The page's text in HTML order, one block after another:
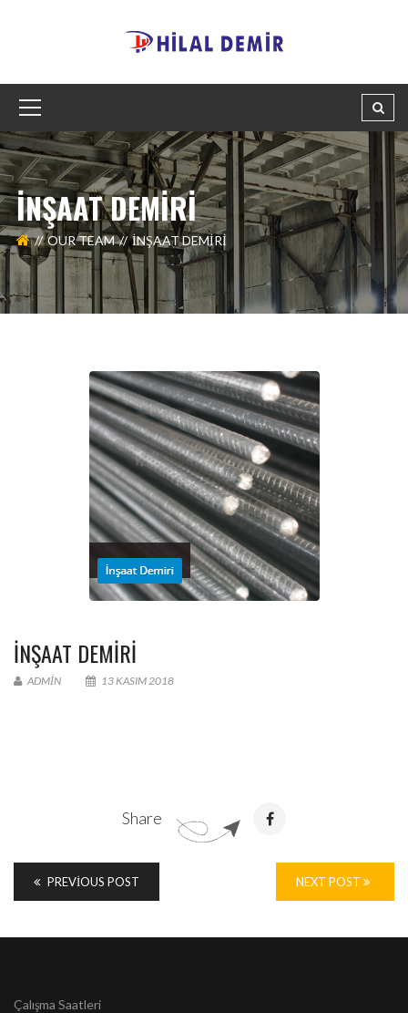
İNŞAAT DEMIRI
OUR TEAM İNŞAAT DEMIRI
İNŞAAT DEMIRI
ADMIN 13 KASIM 2018
Share
PREVIOUS POST NEXT POST
Çalışma Saatleri